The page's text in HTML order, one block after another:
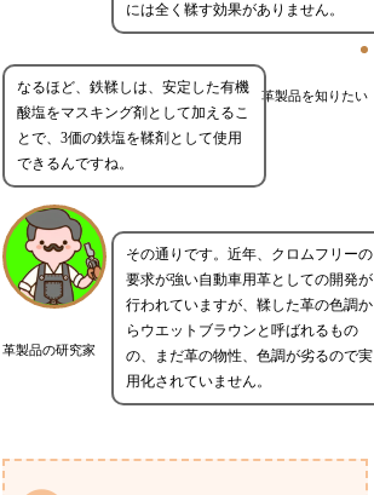
には全く鞣す効果がありません。
革製品を知りたい
なるほど、鉄鞣しは、安定した有機
酸塩をマスキング剤として加えるこ
とで、3価の鉄塩を鞣剤として使用
できるんですね。
革製品の研究家
その通りです。近年、クロムフリーの
要求が強い自動車用革としての開発が
行われていますが、鞣した革の色調か
らウエットブラウンと呼ばれるもの
の、まだ革の物性、色調が劣るので実
用化されていません。